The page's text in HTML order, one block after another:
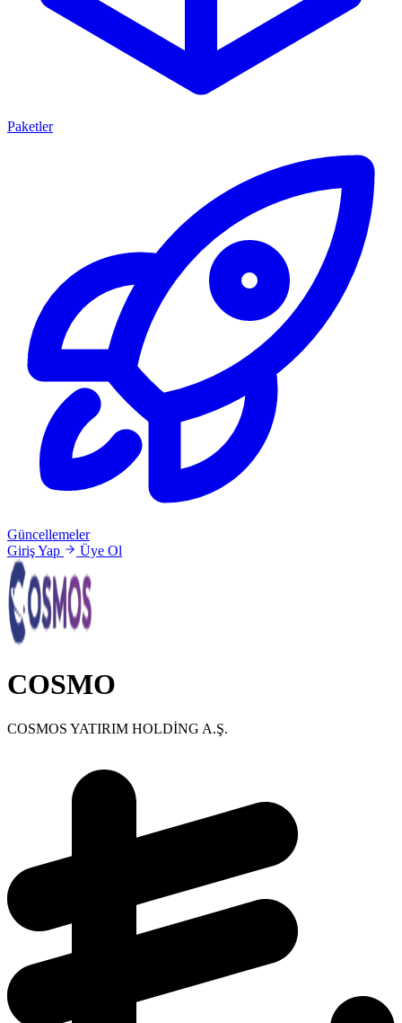
Paketler
Güncellemeler
Giriş Yap
Üye Ol
COSMO
COSMOS YATIRIM HOLDİNG A.Ş.